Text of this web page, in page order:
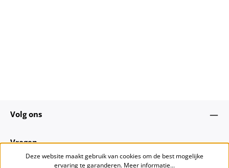
Volg ons
Vragen
Deze website maakt gebruik van cookies om de best mogelijke
ervaring te garanderen. Meer informatie...